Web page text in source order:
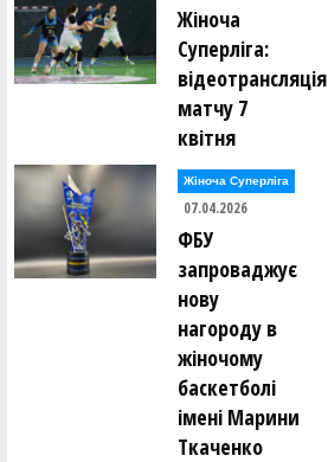
Жіноча
Суперліга:
відеотрансляція
матчу 7
квітня
Жіноча Суперліга
07.04.2026
ФБУ
запроваджує
нову
нагороду в
жіночому
баскетболі
імені Марини
Ткаченко